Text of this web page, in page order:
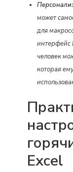
может
для
интерфейс
человек
которая
Excel